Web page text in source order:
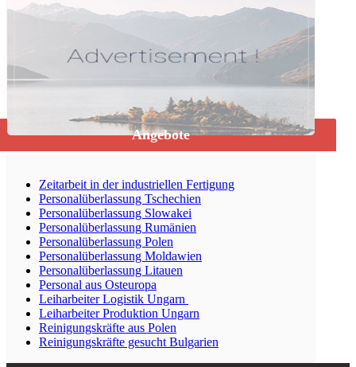
Angebote
Zeitarbeit in der industriellen Fertigung
Personalüberlassung Tschechien
Personalüberlassung Slowakei
Personalüberlassung Rumänien
Personalüberlassung Polen
Personalüberlassung Moldawien
Personalüberlassung Litauen
Personal aus Osteuropa
Leiharbeiter Logistik Ungarn
Leiharbeiter Produktion Ungarn
Reinigungskräfte aus Polen
Reinigungskräfte gesucht Bulgarien